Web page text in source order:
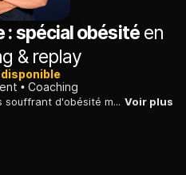
: spécial obésitéen
& replay
Coaching
Dans l'émission, des volontaires souffrant d'obésité morbide, reçoivent un entraînement spécial et un changement de mode de vie aux côtés du coach sportif Chris Powell. Voir plus